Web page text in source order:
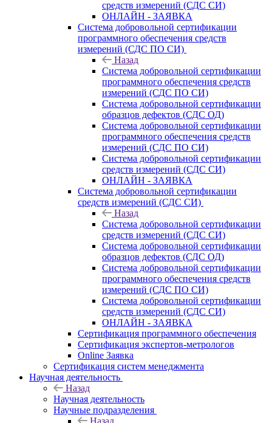
средств измерений (СДС СИ)
ОНЛАЙН - ЗАЯВКА
Система добровольной сертификации
программного обеспечения средств
измерений (СДС ПО СИ)
Назад
Система добровольной сертификации
программного обеспечения средств
измерений (СДС ПО СИ)
Система добровольной сертификации
образцов дефектов (СДС ОД)
Система добровольной сертификации
программного обеспечения средств
измерений (СДС ПО СИ)
Система добровольной сертификации
средств измерений (СДС СИ)
ОНЛАЙН - ЗАЯВКА
Система добровольной сертификации
средств измерений (СДС СИ)
Назад
Система добровольной сертификации
средств измерений (СДС СИ)
Система добровольной сертификации
образцов дефектов (СДС ОД)
Система добровольной сертификации
программного обеспечения средств
измерений (СДС ПО СИ)
Система добровольной сертификации
средств измерений (СДС СИ)
ОНЛАЙН - ЗАЯВКА
Сертификация программного обеспечения
Сертификация экспертов-метрологов
Online Заявка
Сертификация систем менеджмента
Научная деятельность
Назад
Научная деятельность
Научные подразделения
Назад